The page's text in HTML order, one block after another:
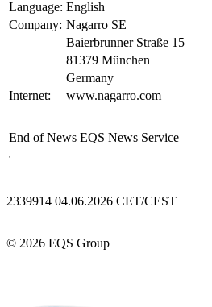
Language: English
Company: Nagarro SE
Baierbrunner Straße 15
81379 München
Germany
Internet:
www.nagarro.com
End of News EQS News Service
2339914 04.06.2026 CET/CEST
© 2026 EQS Group